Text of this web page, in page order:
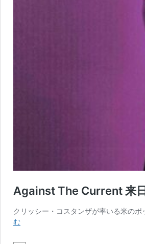
Against The Current 来
クリッシー・コスタンザが率いる米の
むAgainst